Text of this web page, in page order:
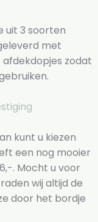
uit 3 soorten
met
zodat
kunt u kiezen
een nog mooier
. Mocht u voor
wij altijd de
door het bordje